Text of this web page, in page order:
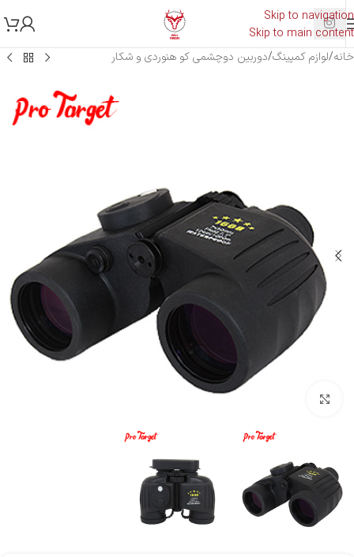
Skip to navigation
Skip to main content
خانه/لوازم کمپینگ/دوربین دوچشمی کو هنوردی و شکار